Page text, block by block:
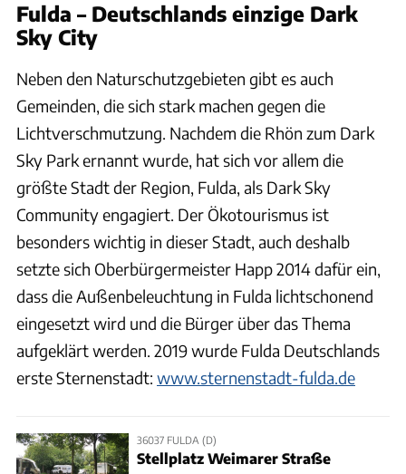
Fulda – Deutschlands einzige Dark
Sky City
Neben den Naturschutzgebieten gibt es auch
Gemeinden, die sich stark machen gegen die
Lichtverschmutzung. Nachdem die Rhön zum Dark
Sky Park ernannt wurde, hat sich vor allem die
größte Stadt der Region, Fulda, als Dark Sky
Community engagiert. Der Ökotourismus ist
besonders wichtig in dieser Stadt, auch deshalb
setzte sich Oberbürgermeister Happ 2014 dafür ein,
dass die Außenbeleuchtung in Fulda lichtschonend
eingesetzt wird und die Bürger über das Thema
aufgeklärt werden. 2019 wurde Fulda Deutschlands
erste Sternenstadt: www.sternenstadt-fulda.de
36037 FULDA (D)
Stellplatz Weimarer Straße